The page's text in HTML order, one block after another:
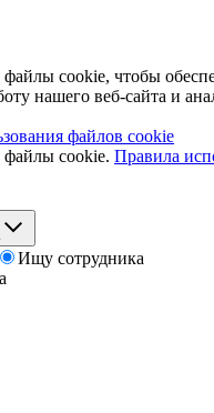
cookie, чтобы
нашего веб-сайта и
файлов cookie
cookie. Правила
Ищу сотрудника